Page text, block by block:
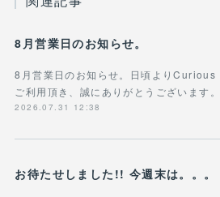
8月営業日のお知らせ。
8月営業日のお知らせ。日頃よりCurious
ご利用頂き、誠にありがとうございます
2026.07.31 12:38
お待たせしました!! 今週末は。。。